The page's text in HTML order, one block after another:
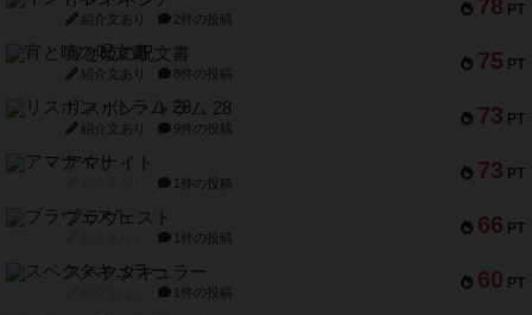
78 PT
紹介文あり 2件の投稿
75 PT
宵と暁の呪文書
紹介文あり 8件の投稿
73 PT
リスボン・トラム 28
紹介文あり 9件の投稿
73 PT
アマナイト
1件の投稿
66 PT
ブラヴェスト
1件の投稿
60 PT
スペクタキュラー
1件の投稿